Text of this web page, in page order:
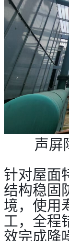
声屏
针对屋面
结构稳固
境，使用
工，全程
效完成降